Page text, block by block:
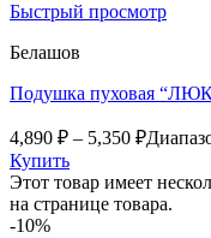
Быстрый просмотр
Белашов
Подушка пуховая
4,890 ₽ – 5,350 ₽
Купить
Этот товар имеет
на странице товара.
-10%